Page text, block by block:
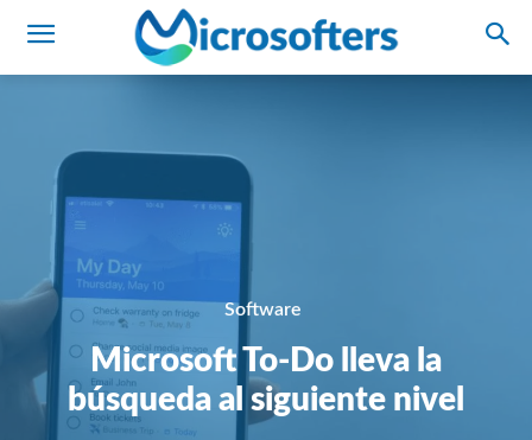
Software
Microsoft To-Do lleva la
búsqueda al siguiente nivel